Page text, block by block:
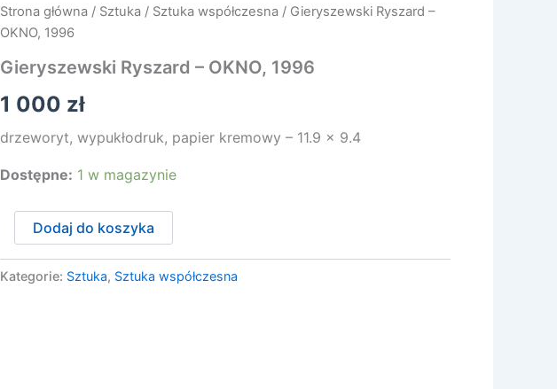
Strona główna / Sztuka / Sztuka współczesna / Gieryszewski Ryszard –
OKNO, 1996
Gieryszewski Ryszard – OKNO, 1996
1 000 zł
drzeworyt, wypukłodruk, papier kremowy – 11.9 x 9.4
Dostępne: 1 w magazynie
Gieryszewski
-
Dodaj do koszyka
Kategorie: Sztuka, Sztuka współczesna